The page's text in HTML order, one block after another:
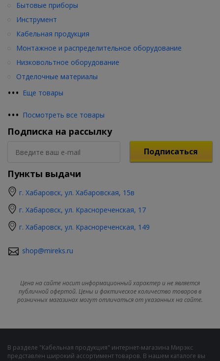
••• Еще товары
Бытовые приборы
Инструмент
Кабельная продукция
Монтажное и распределительное оборудование
Низковольтное оборудование
Отделочные материалы
••• Посмотреть все товары
Подписка на рассылку
Подписаться
Пункты выдачи
г. Хабаровск, ул. Хабаровская, 15в
г. Хабаровск, ул. Краснореченская, 17
г. Хабаровск, ул. Краснореченская, 149
shop@mireks.ru
Цена на сайте носит информационный характер и не является
публичной офертой. Цены и фактическое количество товаров в
розничных магазинах могут отличаться от указанных на сайте.
В разделе "Кабельная продукция" интернет-магазина Мирэкс
представлен широкий ассортимент товаров. В нашем каталоге вы